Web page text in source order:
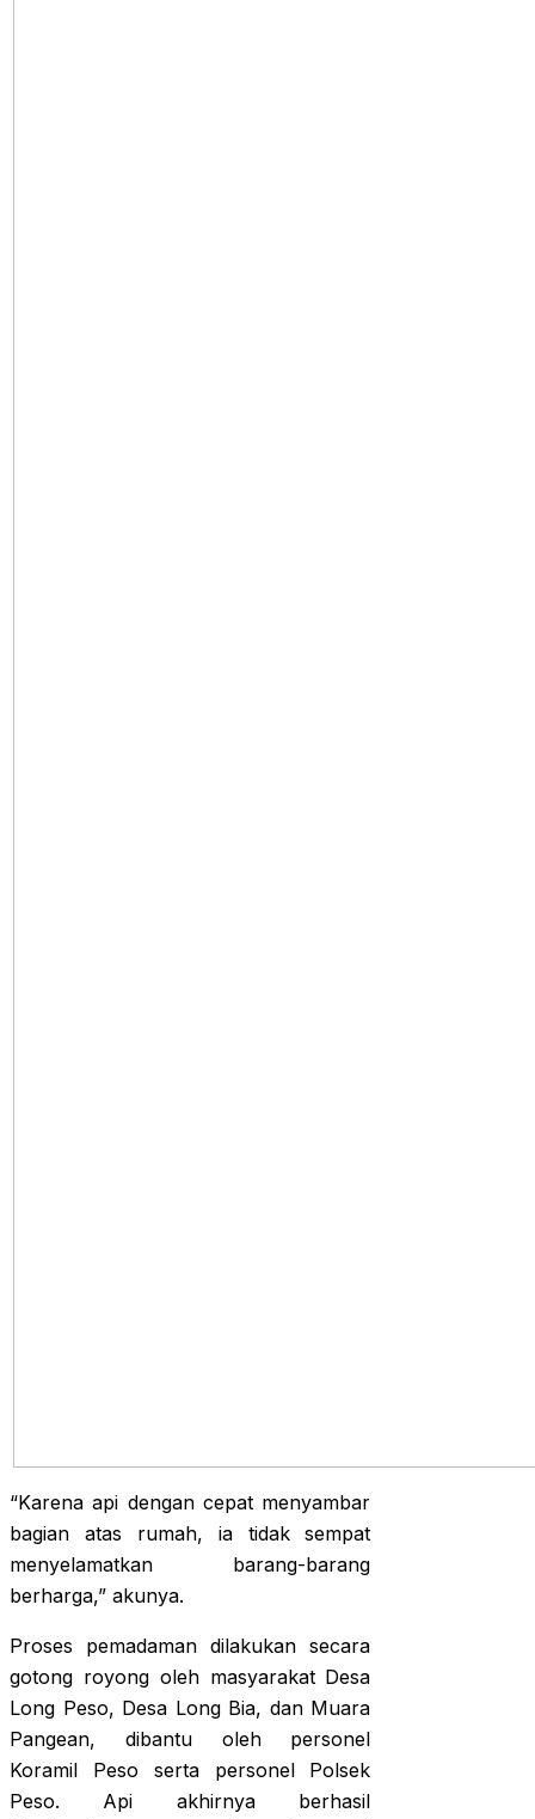
“Karena api dengan cepat menyambar
bagian atas rumah, ia tidak sempat
menyelamatkan barang-barang
berharga,” akunya.
Proses pemadaman dilakukan secara
gotong royong oleh masyarakat Desa
Long Peso, Desa Long Bia, dan Muara
Pangean, dibantu oleh personel
Koramil Peso serta personel Polsek
Peso. Api akhirnya berhasil